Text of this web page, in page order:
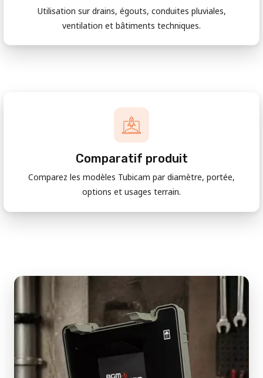
Utilisation sur drains, égouts, conduites pluviales,
ventilation et bâtiments techniques.
Comparatif produit
Comparez les modèles Tubicam par diamètre, portée,
options et usages terrain.